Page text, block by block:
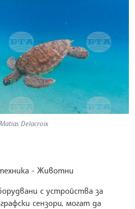
Delacroix
Животни
с устройства за
сензори, могат да